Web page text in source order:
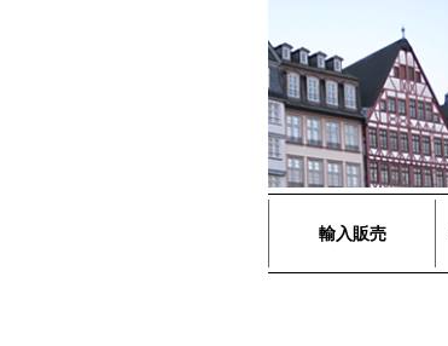
輸入販売